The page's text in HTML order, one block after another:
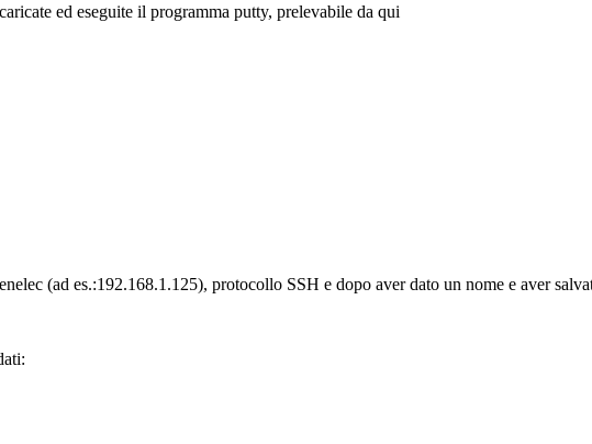
ed eseguite il programma putty, prelevabile da qui
(ad es.:192.168.1.125), protocollo SSH e dopo aver dato un nome e aver